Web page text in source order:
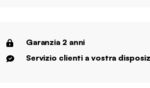
Garanzia 2 anni
Servizio clienti a vostra